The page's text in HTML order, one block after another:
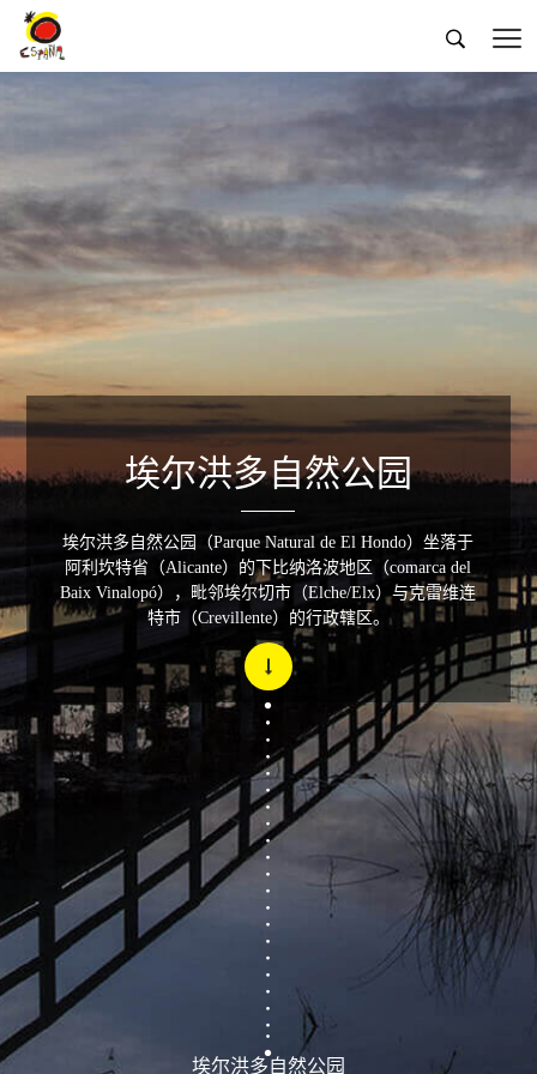
 
埃尔洪多自然公园
埃尔洪多自然公园
埃尔洪多自然公园（Parque Natural de El Hondo）坐落于
阿利坎特省（Alicante）的下比纳洛波地区（comarca del
Baix Vinalopó），毗邻埃尔切市（Elche/Elx）与克雷维连
特市（Crevillente）的行政辖区。